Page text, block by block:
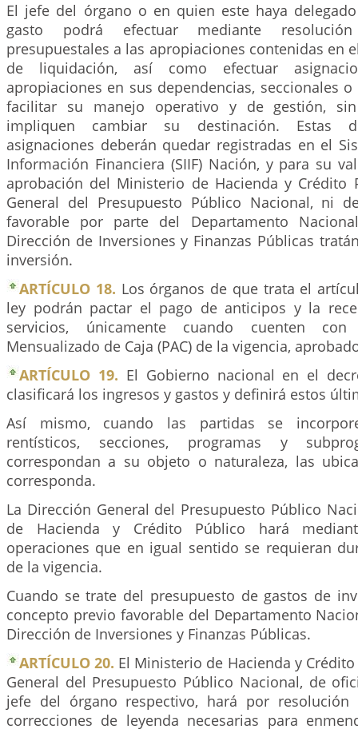
El jefe del órgano o en quien este haya
gasto podrá efectuar mediante resolución
presupuestales a las apropiaciones contenidas en
de liquidación, así como efectuar
apropiaciones en sus dependencias, seccionales
facilitar su manejo operativo y de gestión,
impliquen cambiar su destinación. Estas
asignaciones deberán quedar registradas en el
Información Financiera (SIIF) Nación, y para su
aprobación del Ministerio de Hacienda y Crédito
General del Presupuesto Público Nacional, ni
favorable por parte del Departamento
Dirección de Inversiones y Finanzas Públicas
inversión.
ARTÍCULO 18. Los órganos de que trata el
ley podrán pactar el pago de anticipos y la
servicios, únicamente cuando cuenten con
Mensualizado de Caja (PAC) de la vigencia,
ARTÍCULO 19. El Gobierno nacional en el
clasificará los ingresos y gastos y definirá estos
Así mismo, cuando las partidas se
rentísticos, secciones, programas y
correspondan a su objeto o naturaleza, las
corresponda.
La Dirección General del Presupuesto Público
de Hacienda y Crédito Público hará
operaciones que en igual sentido se requieran
de la vigencia.
Cuando se trate del presupuesto de gastos de
concepto previo favorable del Departamento
Dirección de Inversiones y Finanzas Públicas.
ARTÍCULO 20. El Ministerio de Hacienda y
General del Presupuesto Público Nacional, de
jefe del órgano respectivo, hará por resolución
correcciones de leyenda necesarias para